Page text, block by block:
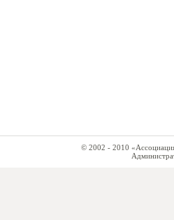
© 2002 - 2010 «Ассоциация